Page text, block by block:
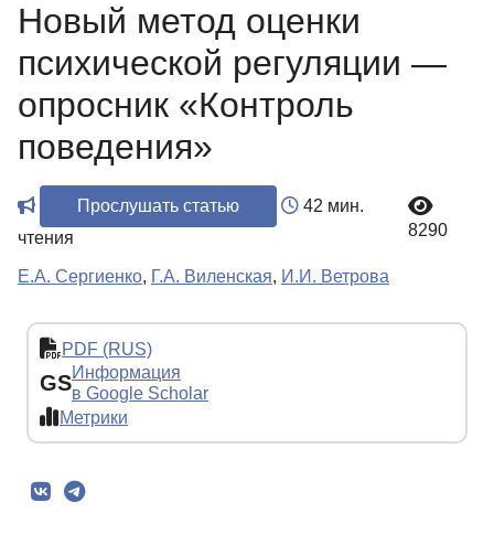
Новый метод оценки
психической регуляции —
опросник «Контроль
поведения»
Прослушать статью
42 мин.
чтения
8290
Е.А. Сергиенко, Г.А. Виленская, И.И. Ветрова
PDF (RUS)
GSИнформация
в Google Scholar
Метрики